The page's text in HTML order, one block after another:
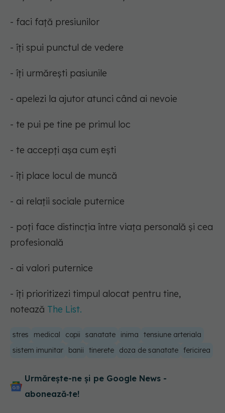
- faci față presiunilor
- îți spui punctul de vedere
- îți urmărești pasiunile
- apelezi la ajutor atunci când ai nevoie
- te pui pe tine pe primul loc
- te accepți așa cum ești
- îți place locul de muncă
- ai relații sociale puternice
- poți face distincția între viața personală și cea
profesională
- ai valori puternice
- îți prioritizezi timpul alocat pentru tine,
notează The List.
stres medical copii sanatate inima
tensiune arteriala
sistem imunitar
banii tinerete doza de sanatate fericirea
Urmărește-ne și pe Google News -
abonează‑te!